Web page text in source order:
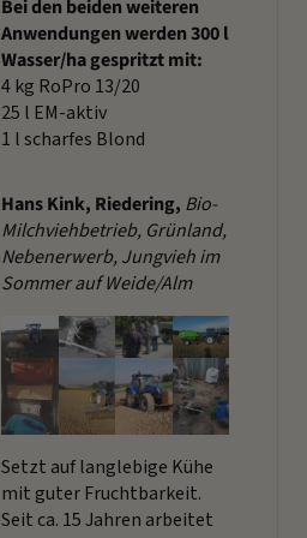
Bei den beiden weiteren
Anwendungen werden 300 l
Wasser/ha gespritzt mit:
4 kg RoPro 13/20
25 l EM-aktiv
1 l scharfes Blond
Hans Kink, Riedering, Bio-
Milchviehbetrieb, Grünland,
Nebenerwerb, Jungvieh im
Sommer auf Weide/Alm
Setzt auf langlebige Kühe
mit guter Fruchtbarkeit.
Seit ca. 15 Jahren arbeitet